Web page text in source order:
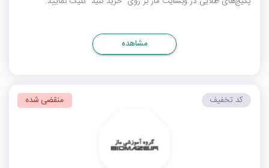
مشاهده
کد تخفیف منقضی شده